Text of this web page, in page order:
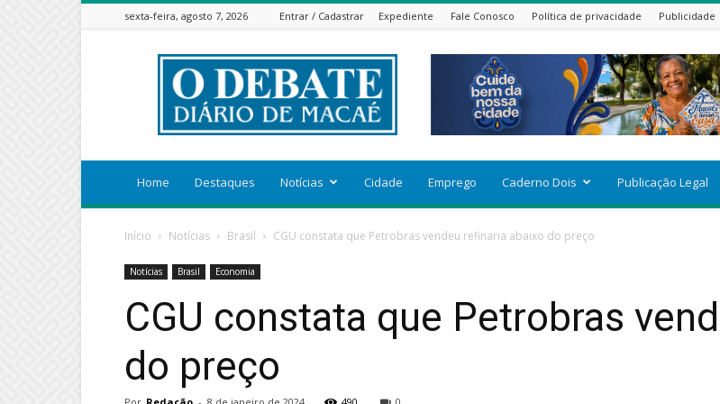
sexta-feira, agosto 7, 2026 Entrar / Cadastrar Expediente Fale Conosco Política de privacidade Publicidade
ODEBATEON
Home Destaques Notícias Cidade Emprego Caderno Dois Publicação Legal
Início Notícias Brasil CGU constata que Petrobras vendeu refinaria abaixo do preço
Notícias Brasil Economia
CGU constata que Petrobras
do preço